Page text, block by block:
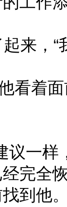
来，“
看着
一样
完全
到他